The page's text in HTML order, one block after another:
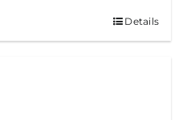
Details